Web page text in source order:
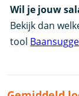
Wil je jouw
Bekijk dan
tool